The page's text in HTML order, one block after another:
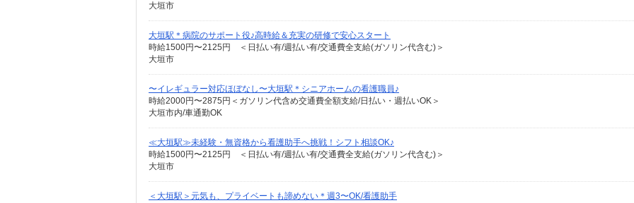
大垣市
大垣駅＊病院のサポート役♪高時給＆充実の研修で安心スタート
時給1500円〜2125円 ＜日払い有/週払い有/交通費全支給(ガソリン代含む)＞
大垣市
〜イレギュラー対応ほぼなし〜大垣駅＊シニアホームの看護職員♪
時給2000円〜2875円＜ガソリン代含め交通費全額支給/日払い・週払いOK＞
大垣市内/車通勤OK
≪大垣駅≫未経験・無資格から看護助手へ挑戦！シフト相談OK♪
時給1500円〜2125円 ＜日払い有/週払い有/交通費全支給(ガソリン代含む)＞
大垣市
＜大垣駅＞元気も、プライベートも諦めない＊週3〜OK/看護助手